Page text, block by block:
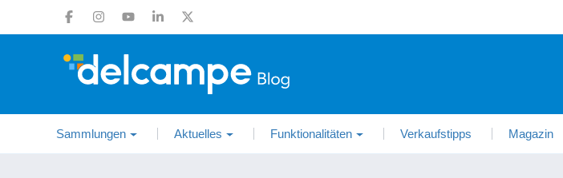
Sammlungen Aktuelles Funktionalitäten Verkaufstipps Magazin